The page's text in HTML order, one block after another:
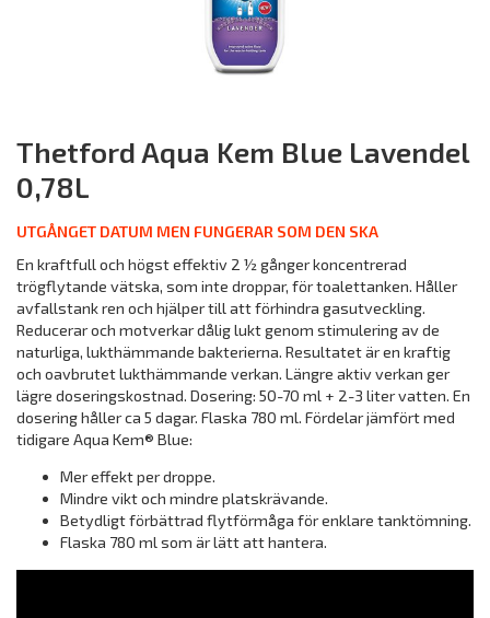
Thetford Aqua Kem Blue Lavendel
0,78L
UTGÅNGET DATUM MEN FUNGERAR SOM DEN SKA
En kraftfull och högst effektiv 2 ½ gånger koncentrerad
trögflytande vätska, som inte droppar, för toalettanken. Håller
avfallstank ren och hjälper till att förhindra gasutveckling.
Reducerar och motverkar dålig lukt genom stimulering av de
naturliga, lukthämmande bakterierna. Resultatet är en kraftig
och oavbrutet lukthämmande verkan. Längre aktiv verkan ger
lägre doseringskostnad. Dosering: 50-70 ml + 2-3 liter vatten. En
dosering håller ca 5 dagar. Flaska 780 ml. Fördelar jämfört med
tidigare Aqua Kem® Blue:
Mer effekt per droppe.
Mindre vikt och mindre platskrävande.
Betydligt förbättrad flytförmåga för enklare tanktömning.
Flaska 780 ml som är lätt att hantera.